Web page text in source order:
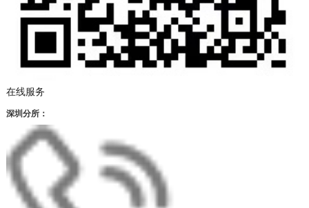
在线服务
深圳分所：